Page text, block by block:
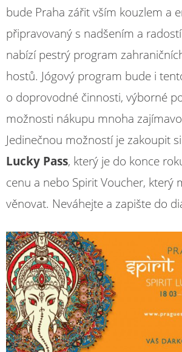
bude Praha zářit vším kouzlem a
připravovaný s nadšením a
nabízí pestrý program
hostů. Jógový program bude i
o doprovodné činnosti, výborné
možnosti nákupu mnoha
Jedinečnou možností je zakoupit
Lucky Pass, který je do konce
cenu a nebo Spirit Voucher, který
věnovat. Neváhejte a zapište do